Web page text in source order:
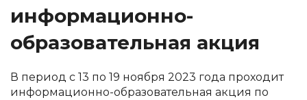
информационно-
образовательная акция
В период с 13 по 19 ноября 2023 года проходит
информационно-образовательная акция по